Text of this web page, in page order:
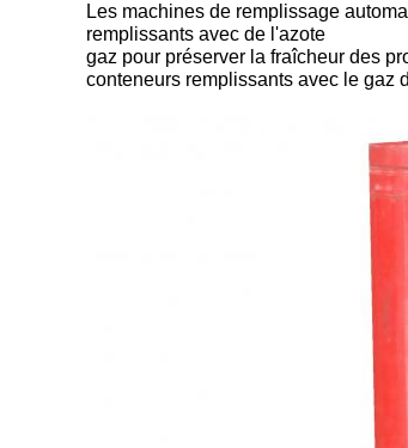
Les machines de remplissage
remplissants avec de l'azote
gaz pour préserver la fraîcheur des
conteneurs remplissants avec le gaz